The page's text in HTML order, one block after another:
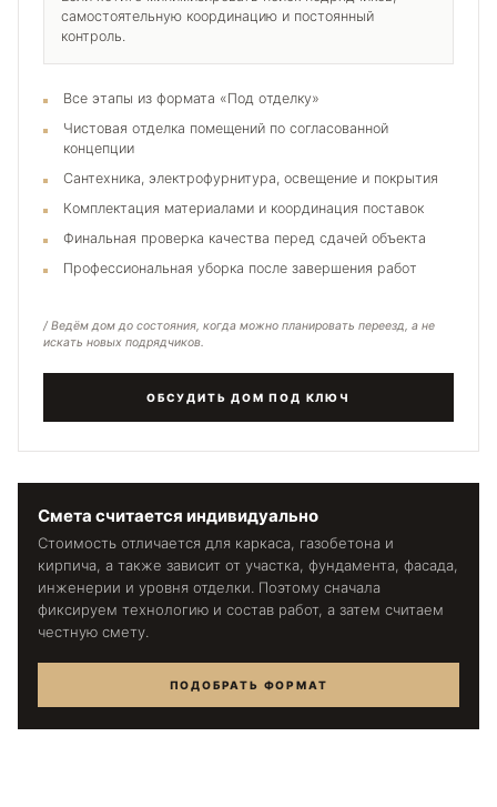
самостоятельную координацию и постоянный
контроль.
Все этапы из формата «Под отделку»
Чистовая отделка помещений по согласованной
концепции
Сантехника, электрофурнитура, освещение и покрытия
Комплектация материалами и координация поставок
Финальная проверка качества перед сдачей объекта
Профессиональная уборка после завершения работ
/ Ведём дом до состояния, когда можно планировать переезд, а не
искать новых подрядчиков.
ОБСУДИТЬ ДОМ ПОД КЛЮЧ
Смета считается индивидуально
Стоимость отличается для каркаса, газобетона и
кирпича, а также зависит от участка, фундамента, фасада,
инженерии и уровня отделки. Поэтому сначала
фиксируем технологию и состав работ, а затем считаем
честную смету.
ПОДОБРАТЬ ФОРМАТ